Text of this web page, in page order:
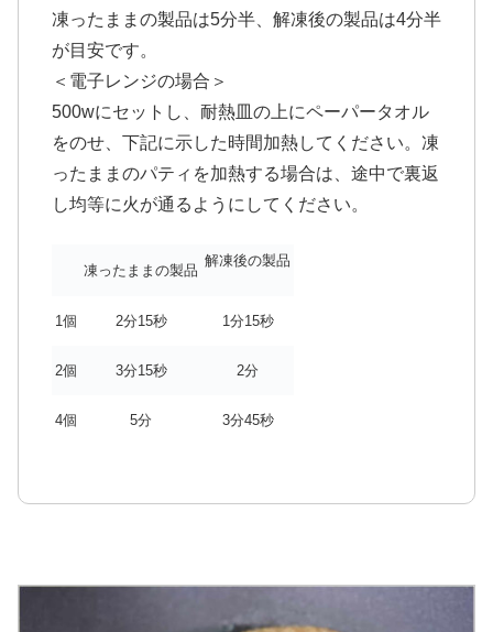
凍ったままの製品は5分半、解凍後の製品は4分半
が目安です。
＜電子レンジの場合＞
500wにセットし、耐熱皿の上にペーパータオル
をのせ、下記に示した時間加熱してください。凍
ったままのパティを加熱する場合は、途中で裏返
し均等に火が通るようにしてください。
凍ったままの製品
解凍後の製品
1個 2分15秒 1分15秒
2個 3分15秒 2分
4個 5分 3分45秒